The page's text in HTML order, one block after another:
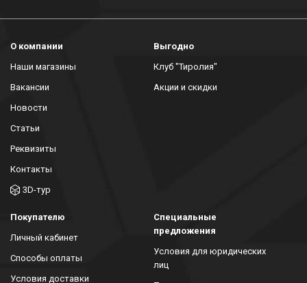
О компании
Наши магазины
Вакансии
Новости
Статьи
Реквизиты
Контакты
3D-тур
Выгодно
Клуб "Тиролия"
Акции и скидки
Покупателю
Личный кабинет
Способы оплаты
Условия доставки
Специальные
предложения
Условия для юридических
лиц